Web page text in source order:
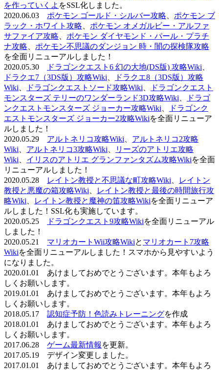
を作っていくよ をSSL化しました。
2020.06.03 ポケモン ゴールド・シルバー攻略
ポケモン ブ
ラック・ホワイト攻略
ポケモン オメガルビー・アルファ
サファイア攻略
ポケモン ダイヤモンド・パール・プラチ
ナ攻略
ポケモン不思議のダンジョン 時・闇の探検隊攻略
を全面リニューアルしました！
2020.05.30
ドラゴンクエスト6 幻の大地(DS版) 攻略Wiki
ドラクエ7（3DS版）攻略Wiki
ドラクエ8（3DS版）攻略
Wiki
ドラゴンクエストソード攻略Wiki
ドラゴンクエスト
モンスターズ テリーのワンダーランド3D攻略Wiki
ドラゴ
ンクエストモンスターズ ジョーカー攻略Wiki
ドラゴンク
エストモンスターズ ジョーカー2攻略Wikiを全面リニューア
ルしました！
2020.05.29 アルトネリコ攻略Wiki
アルトネリコ2攻略
Wiki
アルトネリコ3攻略Wiki
リーズのアトリエ攻略
Wiki
イリスのアトリエ グランファンタズム攻略Wikiを全面
リニューアルしました！
2020.05.28
レイトン教授と不思議な町攻略Wiki
レイトン
教授と悪魔の箱攻略Wiki
レイトン教授と最後の時間旅行攻
略Wiki
レイトン教授と魔神の笛攻略Wikiを全面リニューア
ルしました！SSL化も実施しています。
2020.05.25
ドラゴンクエスト9攻略Wikiを全面リニューアル
しました！
2020.05.21 マリオカートWii攻略Wikiと マリオカート7攻略
Wikiを全面リニューアルしました！スマホから見やすいよう
になりました。
2020.01.01 あけましておめでとうございます。本年もよろ
しくお願いします。
2019.01.01 あけましておめでとうございます。本年もよろ
しくお願いします。
2018.05.17 認知症予防！色読みトレーニングを作成
2018.01.01 あけましておめでとうございます。本年もよろ
しくお願いします。
2017.06.28 ゲーム最新情報 を更新。
2017.05.19 デザイン変更しました。
2017.01.01 あけましておめでとうございます。本年もよろ